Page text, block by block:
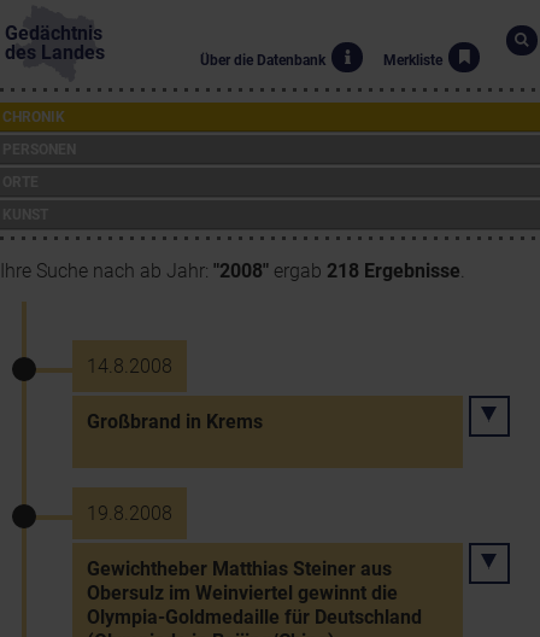
Gedächtnis
des Landes
Über die Datenbank Merkliste
CHRONIK
Ihre Suche nach ab Jahr: "2008" ergab 218 Ergebnisse.
14.8.2008
Großbrand in Krems
19.8.2008
Gewichtheber Matthias Steiner aus
Obersulz im Weinviertel gewinnt die
Olympia-Goldmedaille für Deutschland